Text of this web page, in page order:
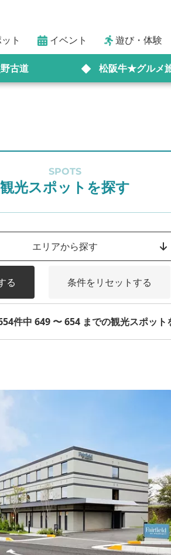
ト イベント 遊び・体験
古道 松阪牛★グルメ
SPOTS
観光スポットを探す
エリアから探す
る 条件をリセットする
件中 649 〜 654 までの観光スポット